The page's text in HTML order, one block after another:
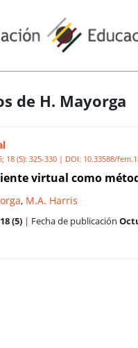
de H. Mayorga
18 (5): 325-330 | DOI: 10.33588/
virtual como
, M.A. Harris
18 (5) | Fecha de publicación